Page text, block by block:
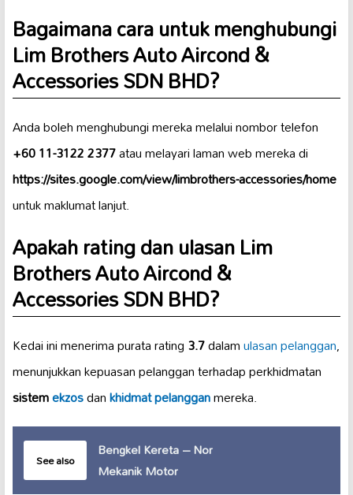
Bagaimana cara untuk menghubungi
Lim Brothers Auto Aircond &
Accessories SDN BHD?
Anda boleh menghubungi mereka melalui nombor telefon
+60 11-3122 2377atau melayari laman web mereka di
https://sites.google.com/view/limbrothers-accessories/home
untuk maklumat lanjut.
Apakah rating dan ulasan Lim
Brothers Auto Aircond &
Accessories SDN BHD?
Kedai ini menerima purata rating3.7dalamulasan pelanggan,
menunjukkan kepuasan pelanggan terhadap perkhidmatan
sistemekzosdankhidmat pelangganmereka.
See also
Bengkel Kereta – Nor
Mekanik Motor